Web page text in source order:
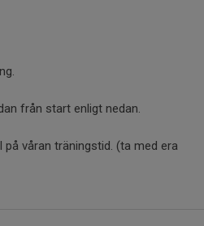
från start enligt nedan.
våran träningstid. (ta med era